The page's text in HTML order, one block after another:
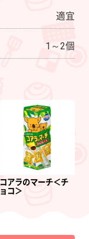
適宜
1～2個
コアラのマーチ＜チ
ョコ＞